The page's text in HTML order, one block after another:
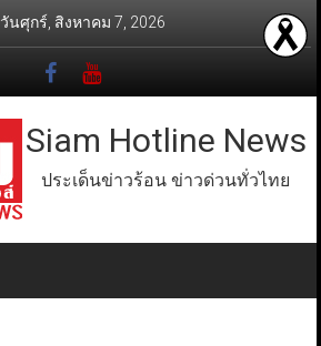
วันศุกร์, สิงหาคม 7, 2026
Siam Hotline News
ประเด็นข่าวร้อน ข่าวด่วนทั่วไทย